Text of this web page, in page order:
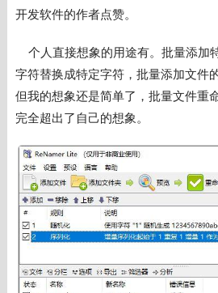
开发软件的作者点赞。
个人直接想象的用途有。批量添加
字符替换成特定字符，批量添加文件
但我的想象还是简单了，批量文件重
完全超出了自己的想象。